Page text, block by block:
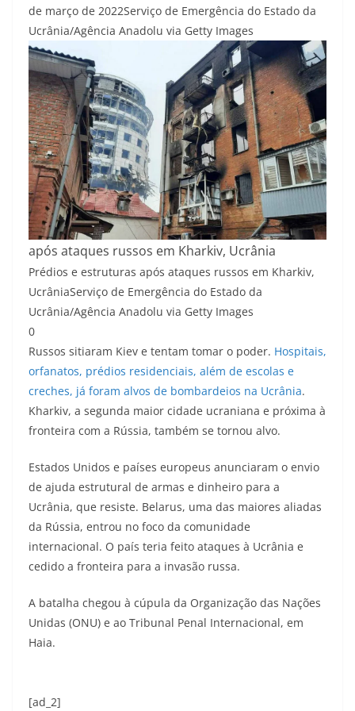
de março de 2022Serviço de Emergência do Estado da
Ucrânia/Agência Anadolu via Getty Images
após ataques russos em Kharkiv, Ucrânia
Prédios e estruturas após ataques russos em Kharkiv,
UcrâniaServiço de Emergência do Estado da
Ucrânia/Agência Anadolu via Getty Images
0
Russos sitiaram Kiev e tentam tomar o poder. Hospitais,
orfanatos, prédios residenciais, além de escolas e
creches, já foram alvos de bombardeios na Ucrânia.
Kharkiv, a segunda maior cidade ucraniana e próxima à
fronteira com a Rússia, também se tornou alvo.
Estados Unidos e países europeus anunciaram o envio
de ajuda estrutural de armas e dinheiro para a
Ucrânia, que resiste. Belarus, uma das maiores aliadas
da Rússia, entrou no foco da comunidade
internacional. O país teria feito ataques à Ucrânia e
cedido a fronteira para a invasão russa.
A batalha chegou à cúpula da Organização das Nações
Unidas (ONU) e ao Tribunal Penal Internacional, em
Haia.
[ad_2]